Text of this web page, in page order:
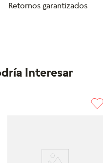
Retornos garantizados
Interesar